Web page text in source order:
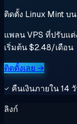
ติดตั้ง Linux Mint บ
แพลน VPS ที่ปรับแต่
เริ่มต้น $2.48/เดือน
ติดตั้งเลย →
คืนเงินภายใน 14
ลิงก์